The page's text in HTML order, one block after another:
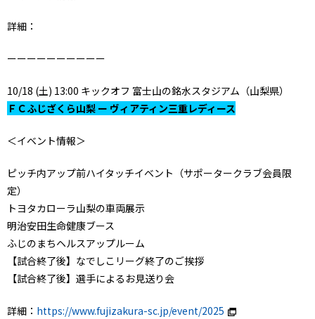
詳細：
ーーーーーーーーーー
10/18 (土) 13:00 キックオフ 富士山の銘水スタジアム（山梨県）
ＦＣふじざくら山梨 ー ヴィアティン三重レディース
＜イベント情報＞
ピッチ内アップ前ハイタッチイベント（サポータークラブ会員限
定）
トヨタカローラ山梨の車両展示
明治安田生命健康ブース
ふじのまちヘルスアップルーム
【試合終了後】なでしこリーグ終了のご挨拶
【試合終了後】選手によるお見送り会
詳細： https://www.fujizakura-sc.jp/event/2025